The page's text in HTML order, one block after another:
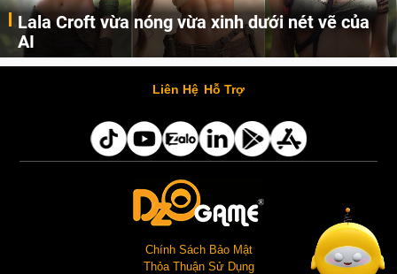
Lala Croft vừa nóng vừa xinh dưới nét vẽ của
AI
Cùng đến với những hình ảnh Lala Croft của Tomb Raider dưới nét vẽ của AI. Một cô nàng xinh đẹp, nóng bỏng nhưng cũng rắn rỏi và mạnh mẽ.
Liên Hệ Hỗ Trợ
Chính Sách Bảo Mật
Thỏa Thuận Sử Dụng